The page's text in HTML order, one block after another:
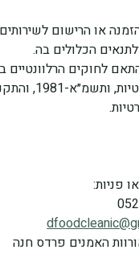
או הרישום
הכלולים בה.
לחוקים הרלוונטיים
זה חוק הגנת
פניות:
האמנים פרדס חנה